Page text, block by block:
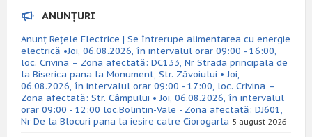
ANUNȚURI
Anunț Rețele Electrice | Se întrerupe alimentarea cu energie
electrică •Joi, 06.08.2026, în intervalul orar 09:00 - 16:00,
loc. Crivina – Zona afectată: DC133, Nr Strada principala de
la Biserica pana la Monument, Str. Zăvoiului • Joi,
06.08.2026, în intervalul orar 09:00 - 17:00, loc. Crivina –
Zona afectată: Str. Câmpului • Joi, 06.08.2026, în intervalul
orar 09:00 - 12:00 loc.Bolintin-Vale - Zona afectată: DJ601,
Nr De la Blocuri pana la iesire catre Ciorogarla 5 august 2026